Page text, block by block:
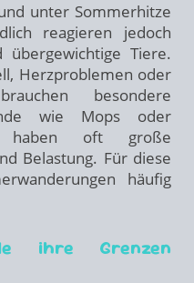
unter Sommerhitze
reagieren jedoch
übergewichtige Tiere.
Herzproblemen oder
besondere
wie Mops oder
haben oft große
Belastung. Für diese
häufig
ihre Grenzen